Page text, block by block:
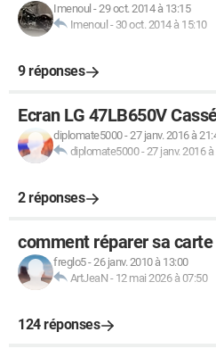
Imenoul -29 oct. 2014 à 13:15
Imenoul - 30 oct. 2014 à 15:10
9 réponses
Ecran LG 47LB650V
diplomate5000-27 janv. 2016 à
diplomate5000-27 janv. 2016
2 réponses
comment réparer sa
freglo5-26 janv. 2010 à 13:00
ArtJeaN - 12 mai 2026 à 07:50
124 réponses